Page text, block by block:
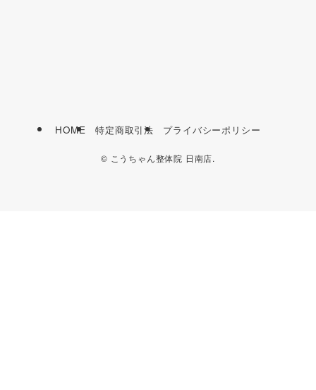
HOME 特定商取引法 プライバシーポリシー
© こうちゃん整体院 日南店.